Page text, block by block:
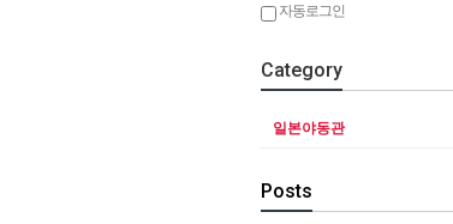
자동로그인
Category
일본야동관
Posts